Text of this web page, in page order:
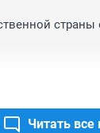
Читать